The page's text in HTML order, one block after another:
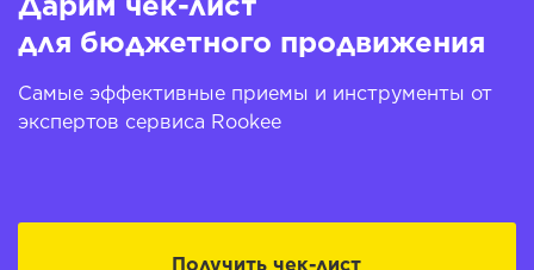
для бюджетного продвижения
Самые эффективные приемы и инструменты от
экспертов сервиса Rookee
Получить чек-лист